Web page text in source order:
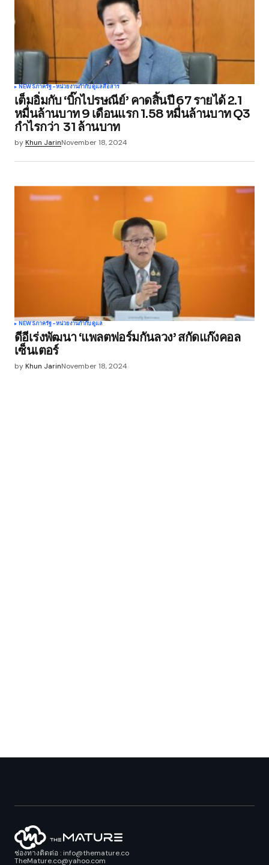
NEWSภาครัฐ-หน่วยงานกำกับดูแลสื่อสาร
เต็มอิ่มกับ ‘บิ๊กไปรษณีย์’ คาดสิ้นปี 67 รายได้ 2.1
หมื่นล้านบาท 9 เดือนแรก 1.58 หมื่นล้านบาท Q3
กำไรกว่า 31 ล้านบาท
byKhun JarinNovember 18, 2024
NEWSภาครัฐ-หน่วยงานกำกับดูแล
ดีอีเร่งพัฒนา ‘แพลตฟอร์มกันลวง’ สกัดแก๊งคอล
เซ็นเตอร์
byKhun JarinNovember 18, 2024
ช่องทางติดต่อ : info@themature.co
TheMature.co@yahoo.com